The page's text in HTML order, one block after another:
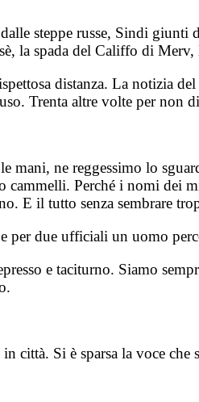
steppe russe, Sindi
la spada del Califfo di Merv,
distanza. La notizia
Trenta altre volte per non
mani, ne reggessimo lo
Perché i nomi dei
E il tutto senza sembrare
per due ufficiali un uomo
e taciturno. Siamo
città. Si è sparsa la voce